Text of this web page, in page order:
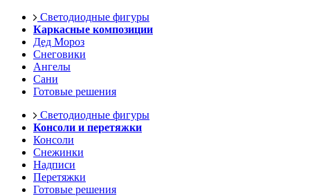
Светодиодные фигуры
Каркасные композиции
Дед Мороз
Снеговики
Ангелы
Сани
Готовые решения
Светодиодные фигуры
Консоли и перетяжки
Консоли
Снежинки
Надписи
Перетяжки
Готовые решения